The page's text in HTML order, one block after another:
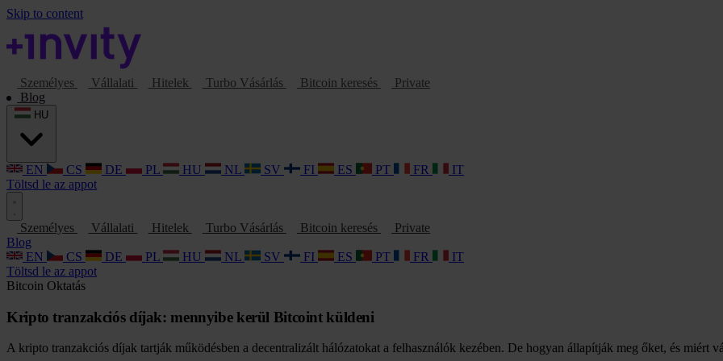
Skip to content
Személyes Vállalati Hitelek Turbo Vásárlás Bitcoin keresés
Private
Blog
EN CS DE PL HU NL SV FI ES PT FR
IT
Töltsd le az appot
Személyes Vállalati Hitelek Turbo Vásárlás Bitcoin keresés
Private
Blog
EN
CS DE PL HU NL SV FI ES PT FR
IT
Töltsd le az appot
Bitcoin Oktatás
Kripto tranzakciós díjak: mennyibe kerül Bitcoint küldeni
A kripto tranzakciós díjak tartják működésben a decentralizált hálózatokat a felhasználók kezében. De hogyan állapítják meg őket, és miért